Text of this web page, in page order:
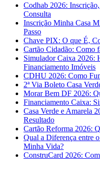
Codhab 2026:
Consulta
Inscrição Minha Casa
Passo
Chave PIX: O que É,
Cartão Cidadão: Como
Simulador Caixa 2026:
Financiamento Imóveis
CDHU 2026: Como
2ª Via Boleto Casa
Morar Bem DF 2026:
Financiamento Caixa:
Casa Verde e Amarela
Resultado
Cartão Reforma 2026:
Qual a Diferença entre
Minha Vida?
ConstruCard 2026: